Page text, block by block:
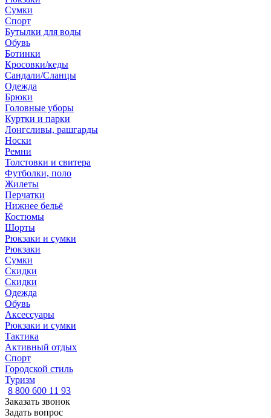
Сумки
Спорт
Бутылки для воды
Обувь
Ботинки
Кросовки/кеды
Сандали/Сланцы
Одежда
Брюки
Головные уборы
Куртки и парки
Лонгсливы, рашгарды
Носки
Ремни
Толстовки и свитера
Футболки, поло
Жилеты
Перчатки
Нижнее бельё
Костюмы
Шорты
Рюкзаки и сумки
Рюкзаки
Сумки
Скидки
Скидки
Одежда
Обувь
Аксессуары
Рюкзаки и сумки
Тактика
Активный отдых
Спорт
Городской стиль
Туризм
8 800 600 11 93
Заказать звонок
Задать вопрос